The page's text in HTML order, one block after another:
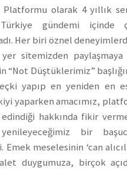
olarak 4 yıllık
Türkiye gündemi içinde
Her biri öznel
sitemizden paylaşmaya
“Not Düştüklerimiz”
yapıp en yeniden en
yaparken amacımız,
hakkında fikir
bir
meselesinin ‘can
duygumuza, birçok